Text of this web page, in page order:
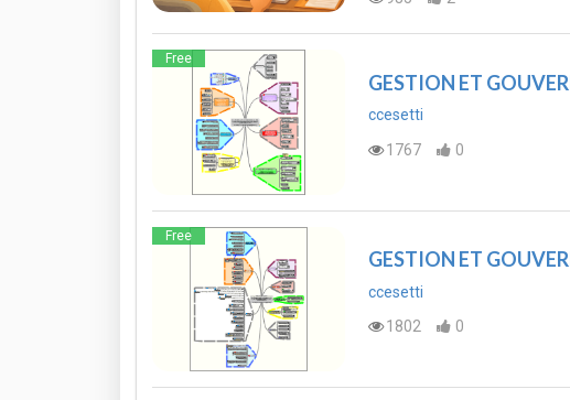
Free
GESTION ET
ccesetti
1767
0
Free
GESTION ET
ccesetti
1802
0